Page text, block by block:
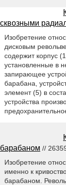
сквозными
Изобретение
дисковым
содержит корпус
установленные в
запирающее
барабана,
элемент (5) в
устройства
барабаном //
Изобретение
именно к
барабаном.